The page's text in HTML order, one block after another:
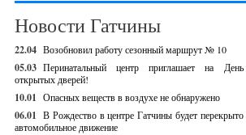
Новости Гатчины
22.04 Возобновил работу сезонный маршрут № 10
05.03 Перинатальный центр приглашает на День
открытых дверей!
10.01 Опасных веществ в воздухе не обнаружено
06.01 В Рождество в центре Гатчины будет перекрыто
автомобильное движение